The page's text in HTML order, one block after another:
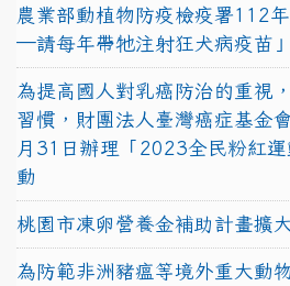
農業部動植物防疫檢疫署112
—請每年帶牠注射狂犬病疫苗
為提高國人對乳癌防治的重視
習慣，財團法人臺灣癌症基金
月31日辦理「2023全民粉紅
動
桃園市凍卵營養金補助計畫擴
為防範非洲豬瘟等境外重大動